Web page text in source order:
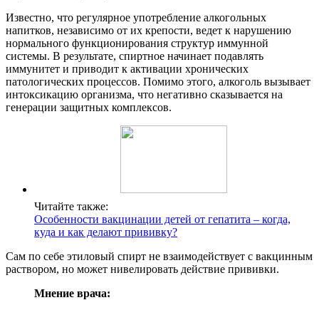
Известно, что регулярное употребление алкогольных
напитков, независимо от их крепости, ведет к нарушению
нормального функционирования структур иммунной
системы. В результате, спиртное начинает подавлять
иммунитет и приводит к активации хронических
патологических процессов. Помимо этого, алкоголь вызывает
интоксикацию организма, что негативно сказывается на
генерации защитных комплексов.
Читайте также:
Особенности вакцинации детей от гепатита – когда,
куда и как делают прививку?
Сам по себе этиловый спирт не взаимодействует с вакцинным
раствором, но может нивелировать действие прививки.
Мнение врача: